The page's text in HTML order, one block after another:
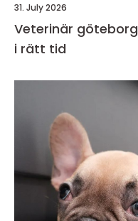
31. July 2026
Veterinär göteborg så hittar djuret rätt vård
i rätt tid